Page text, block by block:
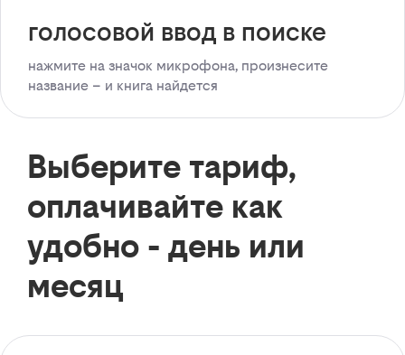
голосовой ввод в поиске
нажмите на значок микрофона, произнесите
название – и книга найдется
Выберите тариф,
оплачивайте как
удобно - день или
месяц